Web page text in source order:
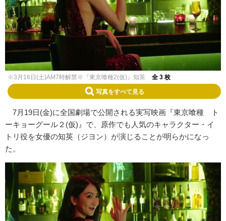
※3月16日(土)AM7時解禁※『東京喰種2(仮)』知英 全 3 枚
写真をすべて見る
7月19日(金)に全国劇場で公開される実写映画『東京喰種 ト
ーキョーグール２(仮)』で、原作でも人気のキャラクター・イ
トリ役を女優の知英（ジヨン）が演じることが明らかになっ
た。